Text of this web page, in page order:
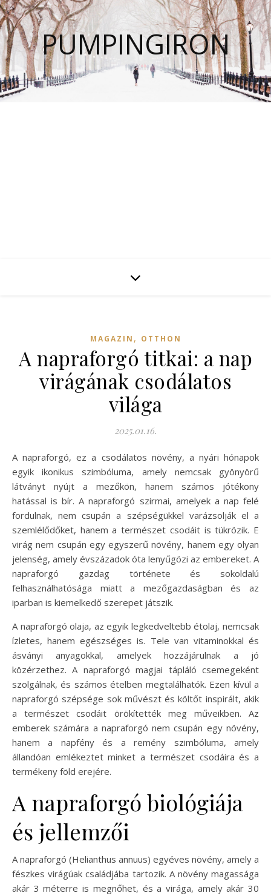
PUMPINGIRON
MAGAZIN , OTTHON
A napraforgó titkai: a nap
virágának csodálatos
világa
2025.01.16.
A napraforgó, ez a csodálatos növény, a nyári hónapok
egyik ikonikus szimbóluma, amely nemcsak gyönyörű
látványt nyújt a mezőkön, hanem számos jótékony
hatással is bír. A napraforgó szirmai, amelyek a nap felé
fordulnak, nem csupán a szépségükkel varázsolják el a
szemlélődőket, hanem a természet csodáit is tükrözik. E
virág nem csupán egy egyszerű növény, hanem egy olyan
jelenség, amely évszázadok óta lenyűgözi az embereket. A
napraforgó gazdag története és sokoldalú
felhasználhatósága miatt a mezőgazdaságban és az
iparban is kiemelkedő szerepet játszik.
A napraforgó olaja, az egyik legkedveltebb étolaj, nemcsak
ízletes, hanem egészséges is. Tele van vitaminokkal és
ásványi anyagokkal, amelyek hozzájárulnak a jó
közérzethez. A napraforgó magjai tápláló csemegeként
szolgálnak, és számos ételben megtalálhatók. Ezen kívül a
napraforgó szépsége sok művészt és költőt inspirált, akik
a természet csodáit örökítették meg műveikben. Az
emberek számára a napraforgó nem csupán egy növény,
hanem a napfény és a remény szimbóluma, amely
állandóan emlékeztet minket a természet csodáira és a
termékeny föld erejére.
A napraforgó biológiája
és jellemzői
A napraforgó (Helianthus annuus) egyéves növény, amely a
fészkes virágúak családjába tartozik. A növény magassága
akár 3 méterre is megnőhet, és a virága, amely akár 30